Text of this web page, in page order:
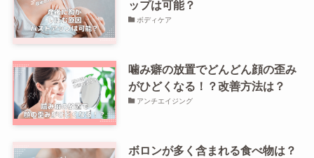
ップは可能？
ボディケア
噛み癖の放置でどんどん顔の歪み
がひどくなる！？改善方法は？
アンチエイジング
ボロンが多く含まれる食べ物は？